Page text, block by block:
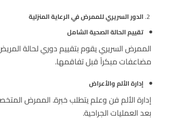
الدور السريري للممرض في الرعاية المنزلية
تقييم الحالة الصحية الشامل
الممرض السريري يقوم بتقييم دوري لحالة
مضاعفات مبكراً قبل تفاقمها.
إدارة الألم والأعراض
إدارة الألم فن وعلم يتطلب خبرة. الممرض
بعد العمليات الجراحية.